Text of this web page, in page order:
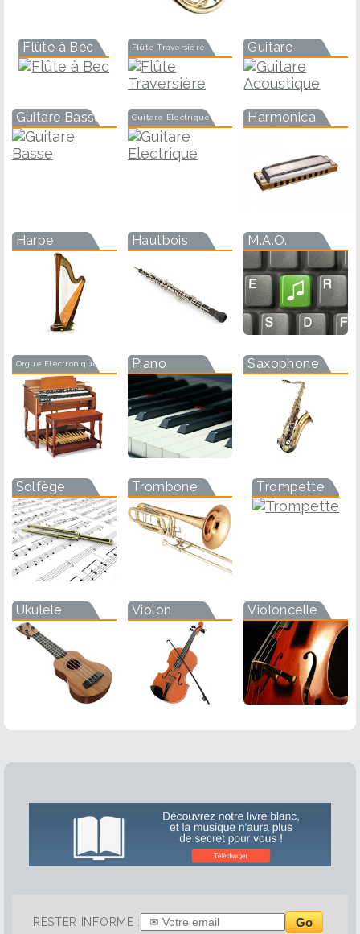
Flûte à Bec Flûte Traversière Guitare
Guitare Basse Guitare Electrique Harmonica
Harpe Hautbois M.A.O.
Orgue Electronique Piano Saxophone
Solfège Trombone Trompette
Ukulele Violon Violoncelle
RESTER INFORME : Go